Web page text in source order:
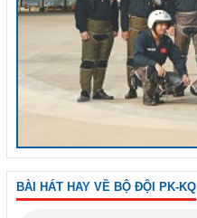
BÀI HÁT HAY VỀ BỘ ĐỘI PK-KQ